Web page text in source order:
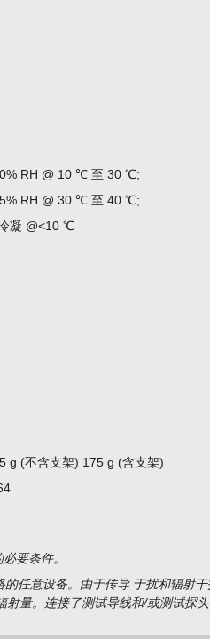
RH @ 10 ℃ 至 30 ℃;
RH @ 30 ℃ 至 40 ℃;
凝 @<10 ℃
g (不含支架) 175 g (含支架)
要条件。
任意设备。由于传导 于扰和辐射
量。连接了测试导线和/或测试探